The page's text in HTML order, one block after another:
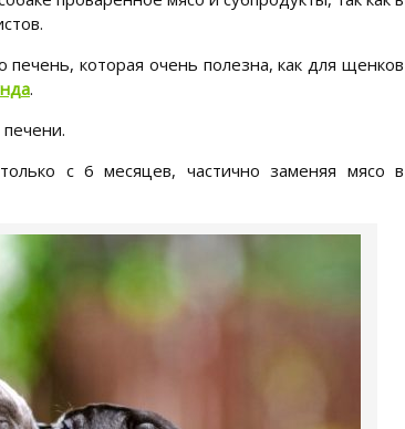
которая очень полезна, как для щенков
.
с 6 месяцев, частично заменяя мясо в